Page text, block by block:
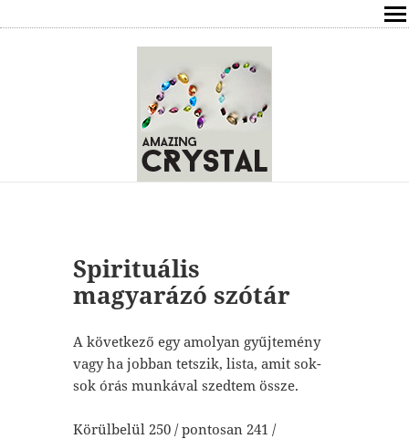
ÍRÁSOK
ÁSVÁNYOK HATÁSAI
ONLINE GYÓGYÍTÁS,TANÁCSADÁS
VÁSÁRLÁS / KOSÁR
Spirituális
magyarázó szótár
A következő egy amolyan gyűjtemény
vagy ha jobban tetszik, lista, amit sok-
sok órás munkával szedtem össze.
Körülbelül 250 / pontosan 241 /